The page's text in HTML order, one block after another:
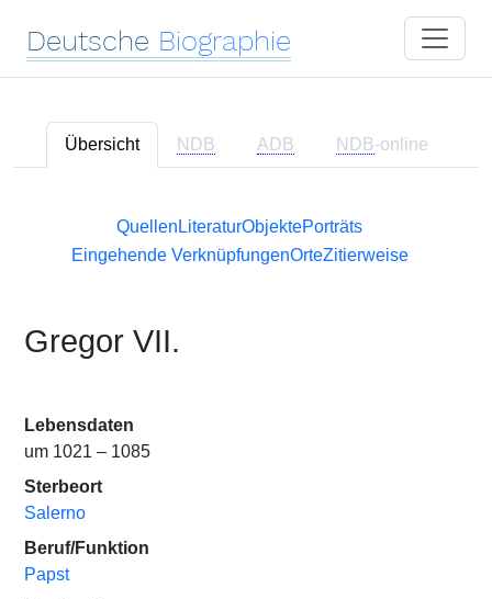
Deutsche Biographie
Übersicht NDB ADB NDB-online
Quellen LiteraturObjektePorträts
Eingehende VerknüpfungenOrteZitierweise
Gregor VII.
Lebensdaten
um 1021 – 1085
Sterbeort
Salerno
Beruf/Funktion
Papst